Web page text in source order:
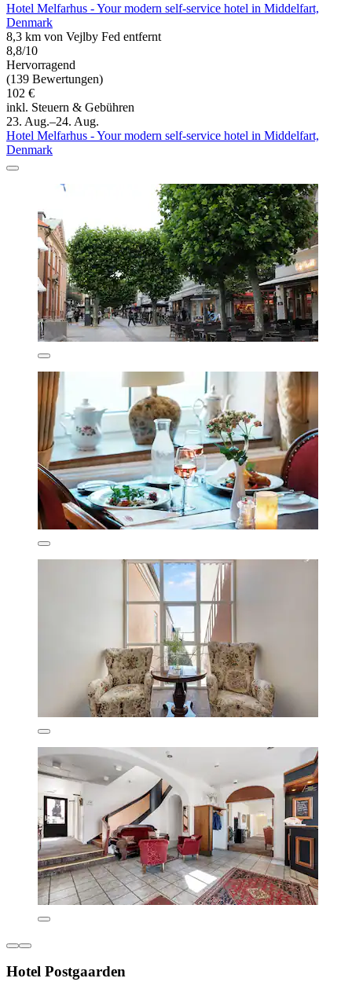
Hotel Melfarhus - Your modern self-service hotel in Middelfart,
Denmark
8,3 km von Vejlby Fed entfernt
8,8/10
Hervorragend
(139 Bewertungen)
102 €
inkl. Steuern & Gebühren
23. Aug.–24. Aug.
Hotel Melfarhus - Your modern self-service hotel in Middelfart,
Denmark
Hotel Postgaarden